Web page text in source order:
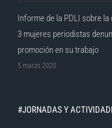
Informe de la PDLI sobre
3 mujeres periodistas
promoción en su trabajo
5 marzo 2020
#JORNADAS Y